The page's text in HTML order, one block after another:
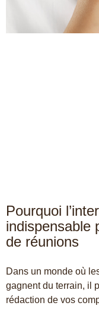
Pourquoi
indispensable
de réunions
Dans un monde où
gagnent du terrain, il
rédaction de vos